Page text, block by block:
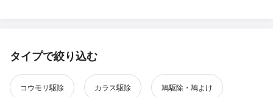
タイプで絞り込む
コウモリ駆除 カラス駆除 鳩駆除・鳩よけ